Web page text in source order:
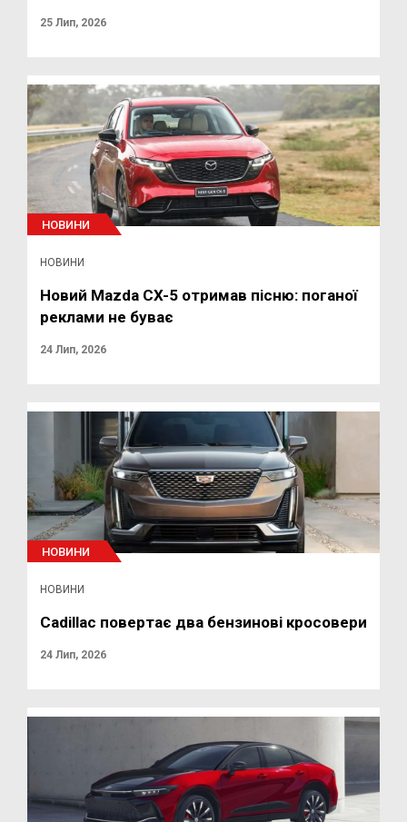
25 Лип, 2026
НОВИНИ
НОВИНИ
Новий Mazda CX-5 отримав пісню: поганої
реклами не буває
24 Лип, 2026
НОВИНИ
НОВИНИ
Cadillac повертає два бензинові кросовери
24 Лип, 2026